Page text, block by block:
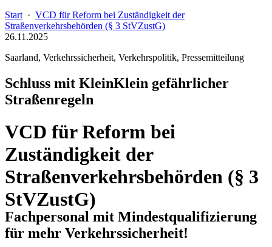
Start · VCD für Reform bei Zuständigkeit der
Straßenverkehrsbehörden (§ 3 StVZustG)
26.11.2025
Saarland, Verkehrssicherheit, Verkehrspolitik, Pressemitteilung
Schluss mit KleinKlein gefährlicher
Straßenregeln
VCD für Reform bei
Zuständigkeit der
Straßenverkehrsbehörden (§ 3
StVZustG)
Fachpersonal mit Mindestqualifizierung
für mehr Verkehrssicherheit!